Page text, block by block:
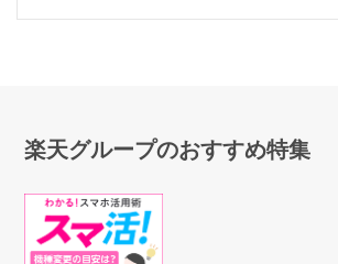
楽天グループのおすすめ特集